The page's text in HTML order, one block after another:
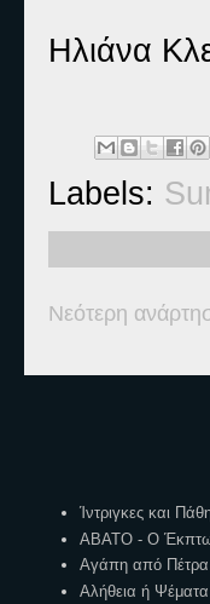
Ηλιάνα
Labels:
Νεότερη
Ίντριγκες και
ΑΒΑΤΟ - Ο
Αγάπη από Πέτρα
Αλήθεια ή Ψέματα